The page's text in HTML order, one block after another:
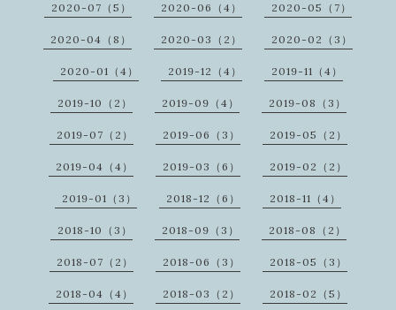
2020-07（5） 2020-06（4） 2020-05（7）
2020-04（8） 2020-03（2） 2020-02（3）
2020-01（4） 2019-12（4） 2019-11（4）
2019-10（2） 2019-09（4） 2019-08（3）
2019-07（2） 2019-06（3） 2019-05（2）
2019-04（4） 2019-03（6） 2019-02（2）
2019-01（3） 2018-12（6） 2018-11（4）
2018-10（3） 2018-09（3） 2018-08（2）
2018-07（2） 2018-06（3） 2018-05（3）
2018-04（4） 2018-03（2） 2018-02（5）